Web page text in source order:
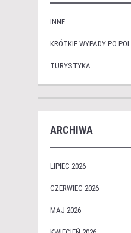
INNE
KRÓTKIE WYPADY PO
TURYSTYKA
ARCHIWA
LIPIEC 2026
CZERWIEC 2026
MAJ 2026